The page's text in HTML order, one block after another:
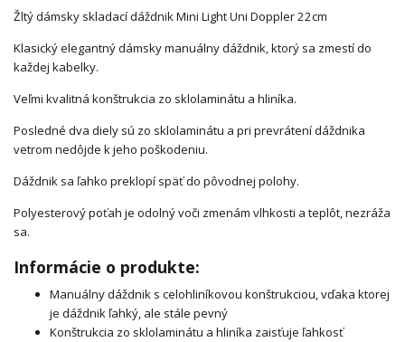
Žltý dámsky skladací dáždnik Mini Light Uni Doppler 22cm
Klasický elegantný dámsky manuálny dáždnik, ktorý sa zmestí do
každej kabelky.
Veľmi kvalitná konštrukcia zo sklolaminátu a hliníka.
Posledné dva diely sú zo sklolaminátu a pri prevrátení dáždnika
vetrom nedôjde k jeho poškodeniu.
Dáždnik sa ľahko preklopí späť do pôvodnej polohy.
Polyesterový poťah je odolný voči zmenám vlhkosti a teplôt, nezráža
sa.
Informácie o produkte:
Manuálny dáždnik s celohliníkovou konštrukciou, vďaka ktorej
je dáždnik ľahký, ale stále pevný
Konštrukcia zo sklolaminátu a hliníka zaisťuje ľahkosť